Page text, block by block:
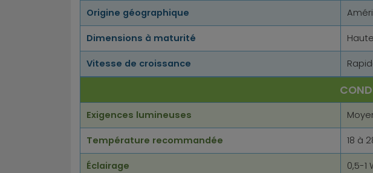
Origine géographique
Dimensions à maturité
Vitesse de croissance
Exigences lumineuses
Température recommandée 18 à
Éclairage 0,5-1